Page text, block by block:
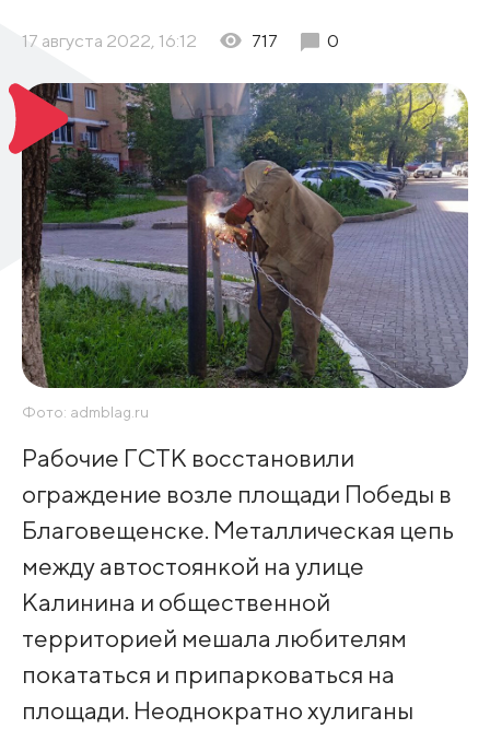
17 августа 2022, 16:12 717 0
Фото: admblag.ru
Рабочие ГСТК восстановили
ограждение возле площади Победы в
Благовещенске. Металлическая цепь
между автостоянкой на улице
Калинина и общественной
территорией мешала любителям
покататься и припарковаться на
площади. Неоднократно хулиганы